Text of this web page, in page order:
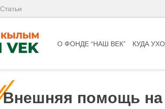
Статьи
О ФОНДЕ “НАШ ВЕК” КУДА
Внешняя помощь на